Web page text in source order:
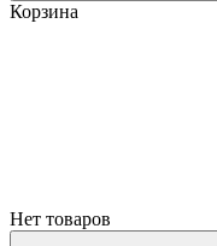
Корзина
Нет товаров